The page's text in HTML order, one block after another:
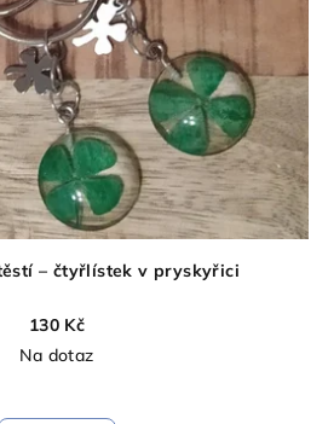
– čtyřlístek v pryskyřici
130 Kč
Na dotaz